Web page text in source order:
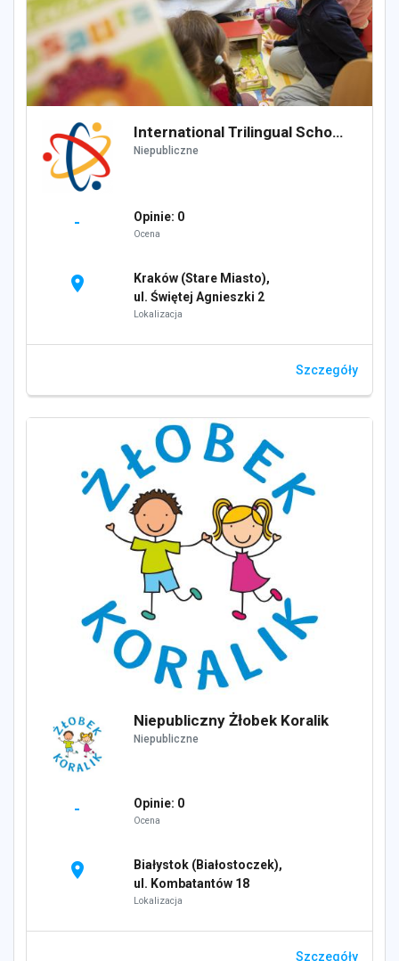
International Trilingual School of Warsaw sp zoo
Niepubliczne
- Opinie: 0
Ocena
location_on
Kraków (Stare Miasto),
ul. Świętej Agnieszki 2
Lokalizacja
Szczegóły
Niepubliczny Żłobek Koralik
Niepubliczne
- Opinie: 0
Ocena
location_on
Białystok (Białostoczek),
ul. Kombatantów 18
Lokalizacja
Szczegóły